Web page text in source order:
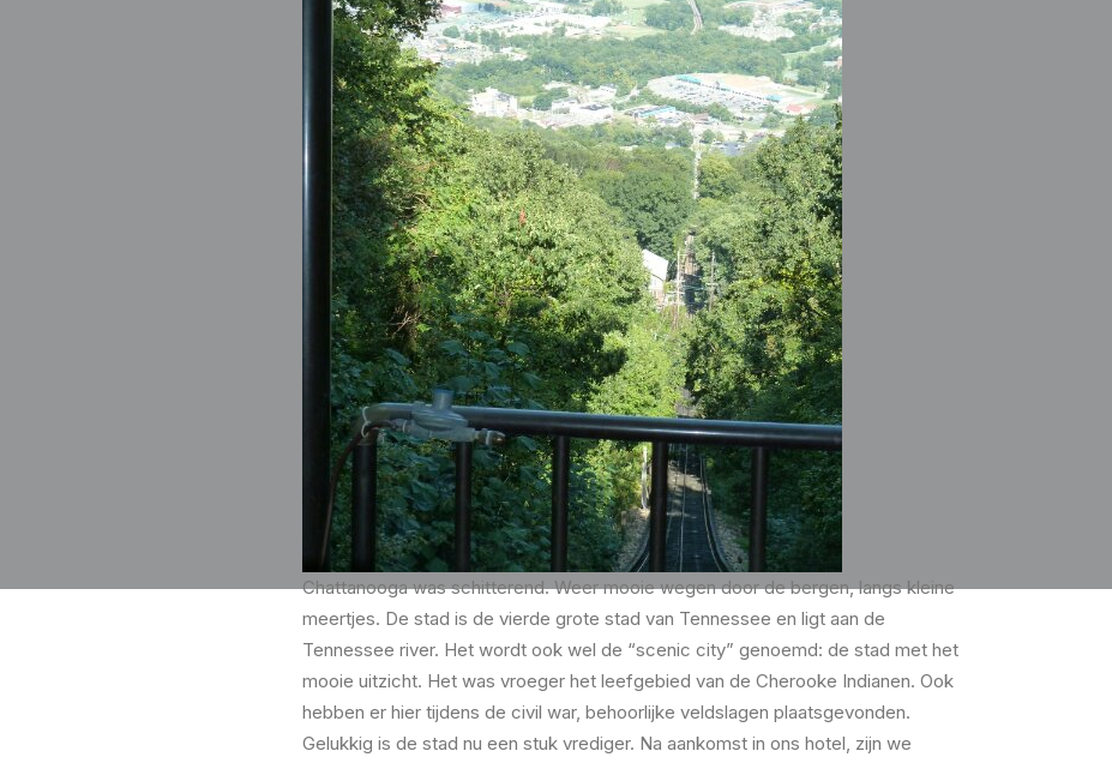
Chattanooga was schitterend. Weer mooie wegen door de bergen, langs kleine
meertjes. De stad is de vierde grote stad van Tennessee en ligt aan de
Tennessee river. Het wordt ook wel de “scenic city” genoemd: de stad met het
mooie uitzicht. Het was vroeger het leefgebied van de Cherooke Indianen. Ook
hebben er hier tijdens de civil war, behoorlijke veldslagen plaatsgevonden.
Gelukkig is de stad nu een stuk vrediger. Na aankomst in ons hotel, zijn we